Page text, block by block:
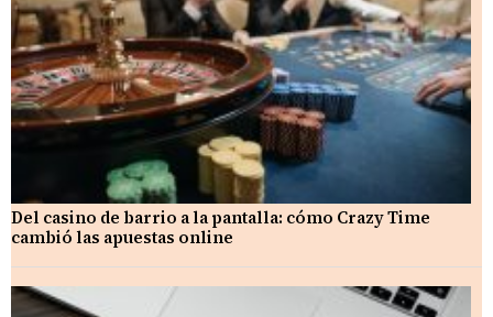
Del casino de barrio a la pantalla: cómo Crazy Time
cambió las apuestas online